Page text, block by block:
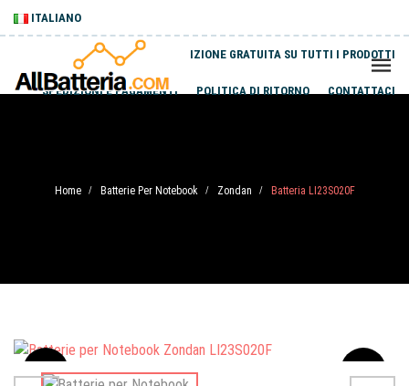
ITALIANO
SPEDIZIONE GRATUITA SU TUTTI I PRODOTTI
SPEDIZIONI E PAGAMENTI POLITICA DI RITORNO CONTATTACI
Home / Batterie Per Notebook / Zondan / Batteria LI23S020F
Sale